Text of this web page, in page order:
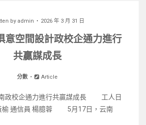
by admin 2026 年 3 月 31 日
意空間設計政校企通力進行
共贏謀成長
分數 Article
校企通力進行共贏謀成長 工人日
榆 通信員 楊臆蓉 5月17日，云南